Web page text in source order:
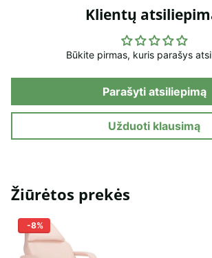
Klientų
Būkite pirmas, kuris parašys
Parašyti atsiliepimą
Užduoti klausimą
Žiūrėtos prekės
-8%